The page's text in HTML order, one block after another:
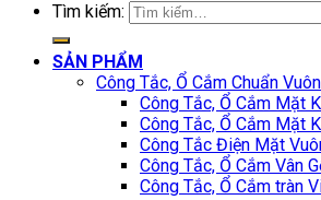
Tìm kiếm:
SẢN PHẨM
Công Tắc, Ổ Cắm Chuẩn
Công Tắc, Ổ Cắm Mặt
Công Tắc, Ổ Cắm Mặt
Công Tắc Điện Mặt
Công Tắc, Ổ Cắm Vân
Công Tắc, Ổ Cắm tràn